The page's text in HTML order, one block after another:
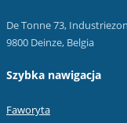
De Tonne 73,
9800 Deinze, Belgia
Szybka nawigacja
Faworyta